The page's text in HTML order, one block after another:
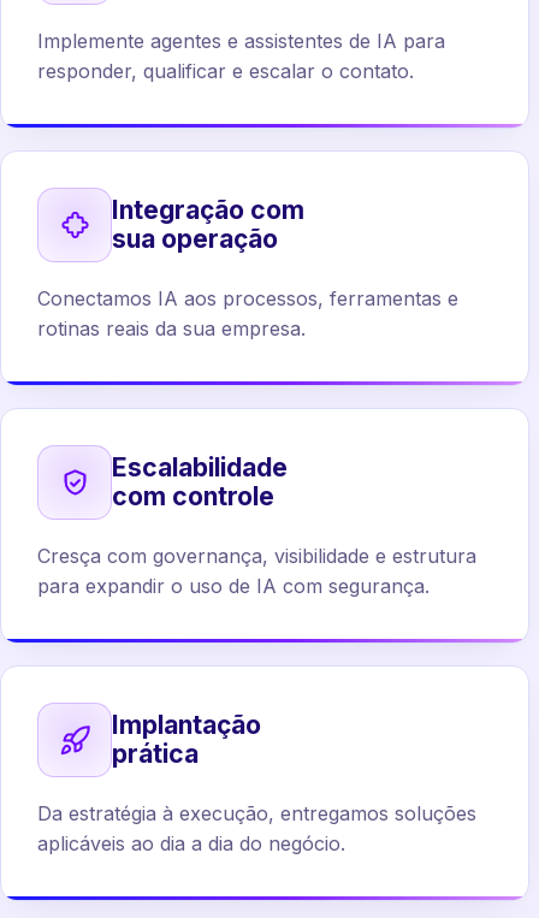
Implemente agentes e assistentes de IA para
responder, qualificar e escalar o contato.
Integração com
sua operação
Conectamos IA aos processos, ferramentas e
rotinas reais da sua empresa.
Escalabilidade
com controle
Cresça com governança, visibilidade e estrutura
para expandir o uso de IA com segurança.
Implantação
prática
Da estratégia à execução, entregamos soluções
aplicáveis ao dia a dia do negócio.